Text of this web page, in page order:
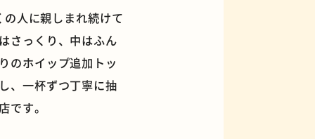
人に親しまれ続けて
さっくり、中はふん
のホイップ追加トッ
、一杯ずつ丁寧に抽
です。